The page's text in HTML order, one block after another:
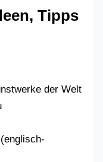
Tipps
der Welt